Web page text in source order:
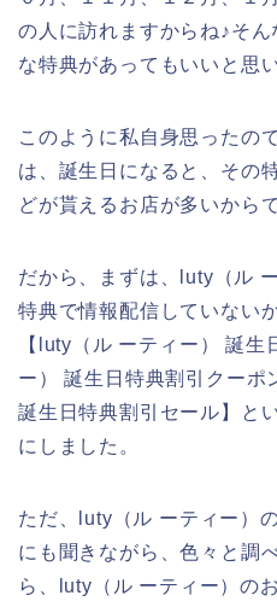
の人に訪れますからね♪そ
な特典があってもいいと思
このように私自身思ったの
は、誕生日になると、その
どが貰えるお店が多いからで
だから、まずは、luty（ル
特典で情報配信していない
【luty（ル ーティー） 誕
ー） 誕生日特典割引クーポ
誕生日特典割引セール】と
にしました。
ただ、luty（ル ーティー）
にも聞きながら、色々と調
ら、luty（ル ーティー）の